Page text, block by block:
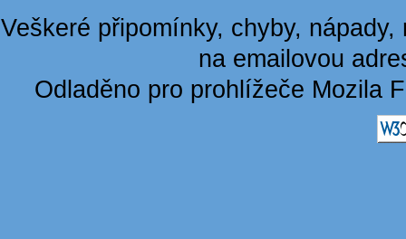
Veškeré připomínky, chyby,
na emailovou
Odladěno pro prohlížeče Mozila